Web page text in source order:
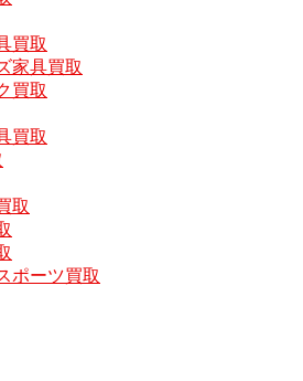
買取
家具買取
買取
買取
取
ポーツ買取